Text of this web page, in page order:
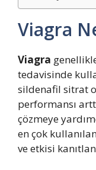
Viagra
Viagra
tedavisinde
sildenafil sitrat
performansı
çözmeye
en çok
ve etkisi